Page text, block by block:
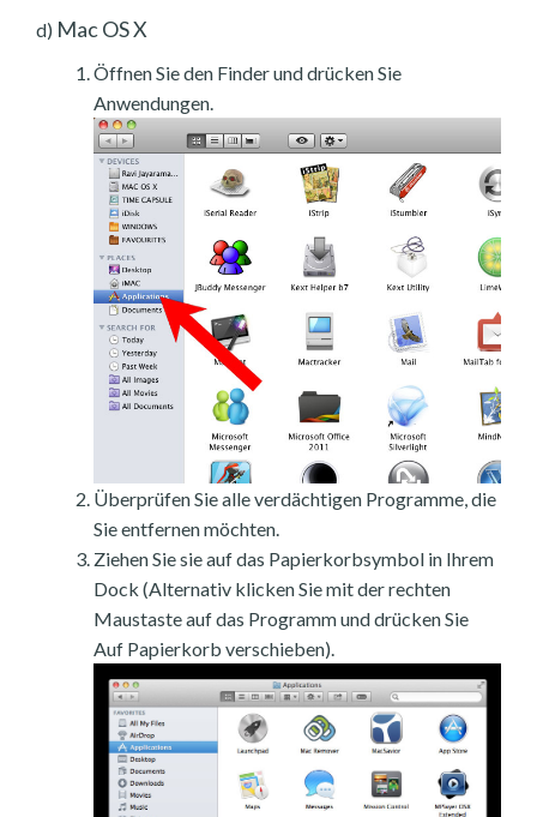
d) Mac OS X
Öffnen Sie den Finder und drücken Sie
Anwendungen.
Überprüfen Sie alle verdächtigen Programme, die
Sie entfernen möchten.
Ziehen Sie sie auf das Papierkorbsymbol in Ihrem
Dock (Alternativ klicken Sie mit der rechten
Maustaste auf das Programm und drücken Sie
Auf Papierkorb verschieben).